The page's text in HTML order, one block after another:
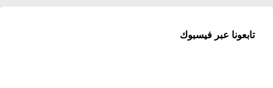
تابعونا عبر فيسبوك